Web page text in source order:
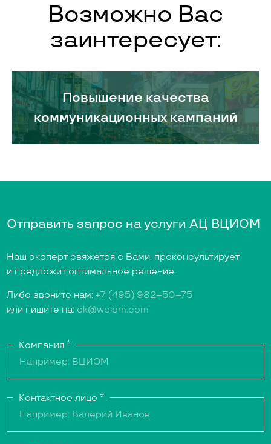
Возможно Вас
заинтересует:
Повышение качества
коммуникационных кампаний
Отправить запрос на услуги АЦ ВЦИОМ
Наш эксперт свяжется с Вами, проконсультирует
и предложит оптимальное решение.
Либо звоните нам:+7 (495) 982–50–75
или пишите на: ok@wciom.com
Компания*
Контактное лицо*